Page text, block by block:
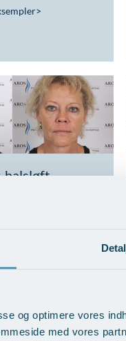
og optimere vores
med vores
>
halsløft